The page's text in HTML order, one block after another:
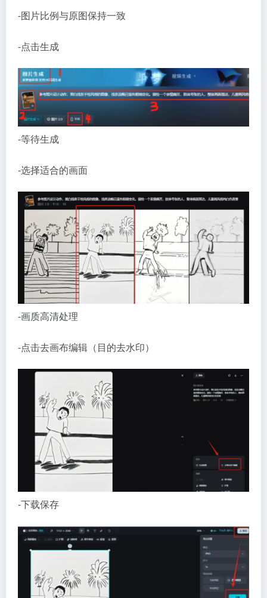
-图片比例与原图保持一致
-点击生成
-等待生成
-选择适合的画面
-画质高清处理
-点击去画布编辑（目的去水印）
-下载保存